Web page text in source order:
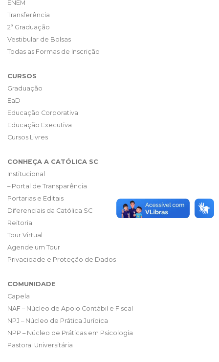
ENEM
Transferência
2ª Graduação
Vestibular de Bolsas
Todas as Formas de Inscrição
CURSOS
Graduação
EaD
Educação Corporativa
Educação Executiva
Cursos Livres
CONHEÇA A CATÓLICA SC
Institucional
– Portal de Transparência
Portarias e Editais
Diferenciais da Católica SC
Reitoria
Tour Virtual
Agende um Tour
Privacidade e Proteção de Dados
COMUNIDADE
Capela
NAF – Núcleo de Apoio Contábil e Fiscal
NPJ – Núcleo de Prática Jurídica
NPP – Núcleo de Práticas em Psicologia
Pastoral Universitária